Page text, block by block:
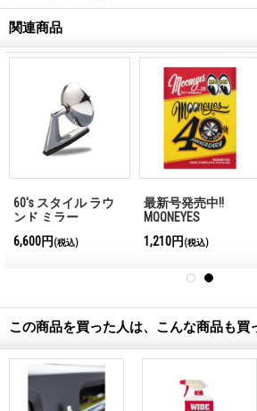
関連商品
60's スタイル ラウ
ンド ミラー
6,600円 (税込)
最新号発売中!!
MQQNEYES
Magazine No.28 2026
1,210円 (税込)
この商品を買った人は、こんな商品も買